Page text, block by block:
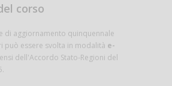
corso
di aggiornamento quinquennale
può essere svolta in modalità e-
dell'Accordo Stato-Regioni del